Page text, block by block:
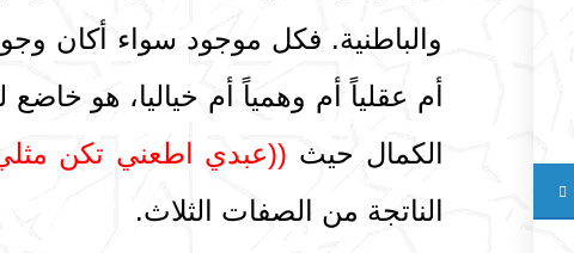
والباطنية. فكل موجود سواء أكان
أم عقلياً أم وهمياً أم خياليا، هو
الكمال حيث ((عبدي اطعني تكن
الناتجة من الصفات الثلاث.